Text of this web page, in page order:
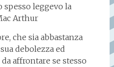
leggevo la
Arthur
che sia abbastanza
debolezza ed
affrontare se stesso